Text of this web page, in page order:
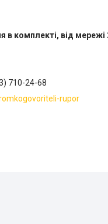
в комплекті, від мережі
710-24-68
rupor